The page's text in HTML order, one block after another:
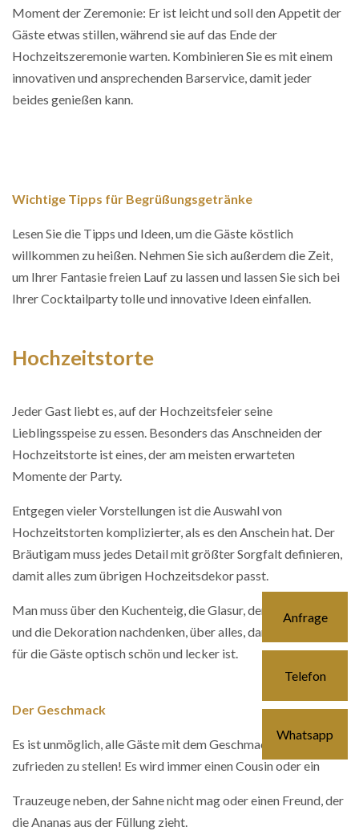
Anfrage
Telefon
Whatsapp
Moment der Zeremonie: Er ist leicht und soll den Appetit der
Gäste etwas stillen, während sie auf das Ende der
Hochzeitszeremonie warten. Kombinieren Sie es mit einem
innovativen und ansprechenden Barservice, damit jeder
beides genießen kann.
Wichtige Tipps für Begrüßungsgetränke
Lesen Sie die Tipps und Ideen, um die Gäste köstlich
willkommen zu heißen. Nehmen Sie sich außerdem die Zeit,
um Ihrer Fantasie freien Lauf zu lassen und lassen Sie sich bei
Ihrer Cocktailparty tolle und innovative Ideen einfallen.
Hochzeitstorte
Jeder Gast liebt es, auf der Hochzeitsfeier seine
Lieblingsspeise zu essen. Besonders das Anschneiden der
Hochzeitstorte ist eines, der am meisten erwarteten
Momente der Party.
Entgegen vieler Vorstellungen ist die Auswahl von
Hochzeitstorten komplizierter, als es den Anschein hat. Der
Bräutigam muss jedes Detail mit größter Sorgfalt definieren,
damit alles zum übrigen Hochzeitsdekor passt.
Man muss über den Kuchenteig, die Glasur, den Geschmack
und die Dekoration nachdenken, über alles, damit der Kuchen
für die Gäste optisch schön und lecker ist.
Der Geschmack
Es ist unmöglich, alle Gäste mit dem Geschmack des Kuchens
zufrieden zu stellen! Es wird immer einen Cousin oder ein
Trauzeuge neben, der Sahne nicht mag oder einen Freund, der
die Ananas aus der Füllung zieht.